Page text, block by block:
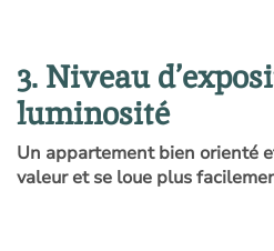
3. Niveau
luminosité
Un appartement bien orienté
valeur et se loue plus